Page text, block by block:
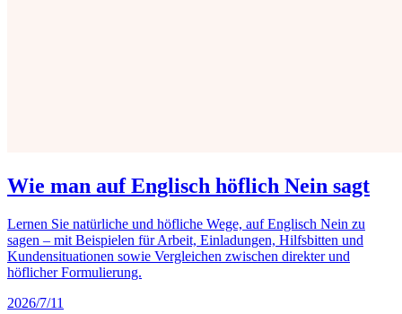
Wie man auf Englisch höflich Nein sagt
Lernen Sie natürliche und höfliche Wege, auf Englisch Nein zu
sagen – mit Beispielen für Arbeit, Einladungen, Hilfsbitten und
Kundensituationen sowie Vergleichen zwischen direkter und
höflicher Formulierung.
2026/7/11